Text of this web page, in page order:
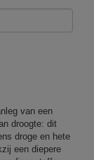
van een
droogte: dit
droge en hete
een diepere